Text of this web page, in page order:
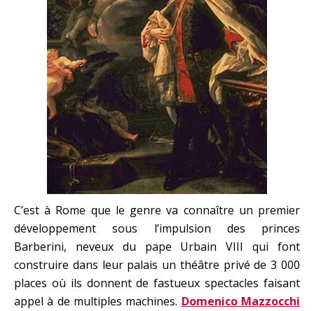
C’est à Rome que le genre va connaître un premier
développement sous l’impulsion des princes
Barberini, neveux du pape Urbain VIII qui font
construire dans leur palais un théâtre privé de 3 000
places où ils donnent de fastueux spectacles faisant
appel à de multiples machines. Domenico Mazzocchi